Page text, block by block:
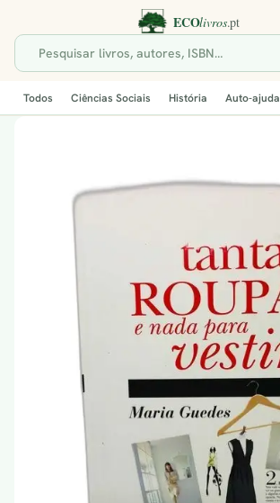
Todos Ciências Sociais História Auto-ajuda